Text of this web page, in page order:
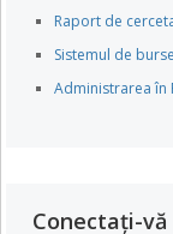
Raport de
Sistemul de
Administrarea în
Conectați-vă